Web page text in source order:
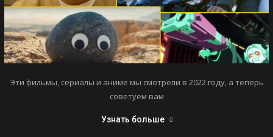
Эти фильмы, сериалы и аниме мы смотрели в 2022 году, а теперь
советуем вам
Узнать больше